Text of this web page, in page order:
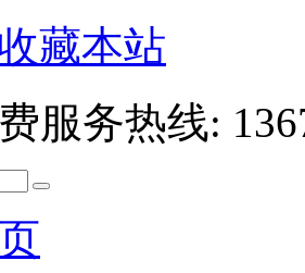
藏本站
服务热线: